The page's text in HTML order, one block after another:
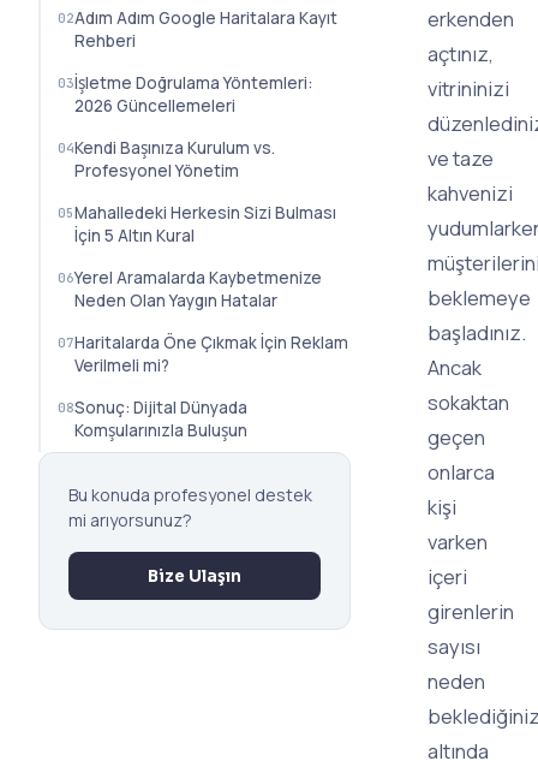
Adım Adım Google Haritalara Kayıt
Rehberi
İşletme Doğrulama Yöntemleri:
2026 Güncellemeleri
Kendi Başınıza Kurulum vs.
Profesyonel Yönetim
Mahalledeki Herkesin Sizi Bulması
İçin 5 Altın Kural
Yerel Aramalarda Kaybetmenize
Neden Olan Yaygın Hatalar
Haritalarda Öne Çıkmak İçin Reklam
Verilmeli mi?
Sonuç: Dijital Dünyada
Komşularınızla Buluşun
Bu konuda profesyonel destek
mi arıyorsunuz?
Bize Ulaşın
erkenden
açtınız,
vitrininizi
ve taze
kahvenizi
beklemeye
başladınız.
Ancak
sokaktan
geçen
onlarca
kişi
varken
içeri
girenlerin
sayısı
neden
altında